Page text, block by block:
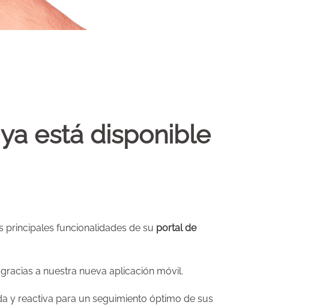
está disponible
funcionalidades de su portal de
a nuestra nueva aplicación móvil.
y reactiva para un seguimiento óptimo de sus